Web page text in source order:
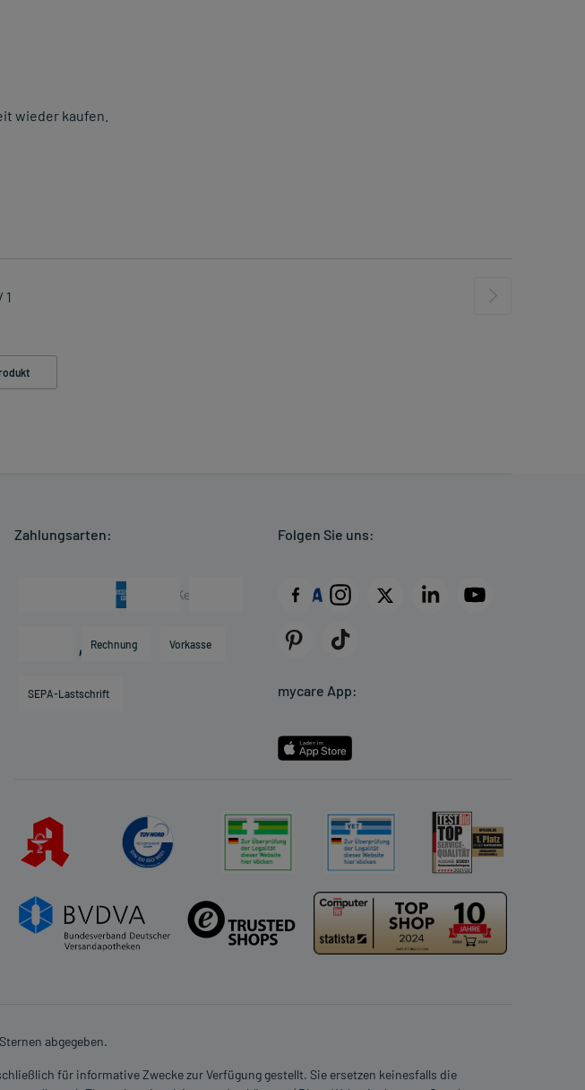
wieder kaufen.
1
Zahlungsarten:
Rechnung Vorkasse
SEPA-Lastschrift
Folgen Sie uns:
mycare App:
abgegeben.
für informative Zwecke zur Verfügung gestellt. Sie ersetzen keinesfalls die